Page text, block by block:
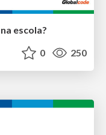
escola?
0 250